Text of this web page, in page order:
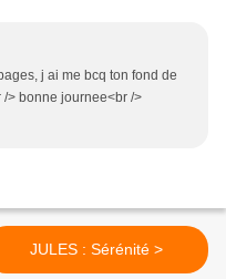
j ai me bcq ton fond de
> bonne journee<br />
JULES : Sérénité >